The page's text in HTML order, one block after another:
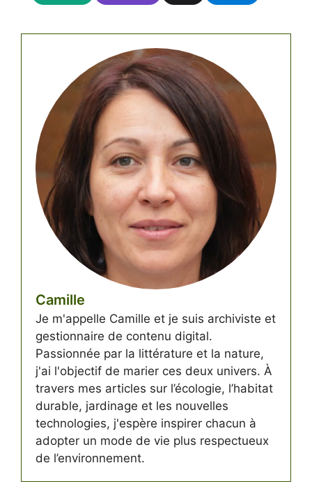
Camille
Je m'appelle Camille et je suis archiviste et
gestionnaire de contenu digital.
Passionnée par la littérature et la nature,
j'ai l'objectif de marier ces deux univers. À
travers mes articles sur l’écologie, l’habitat
durable, jardinage et les nouvelles
technologies, j'espère inspirer chacun à
adopter un mode de vie plus respectueux
de l’environnement.